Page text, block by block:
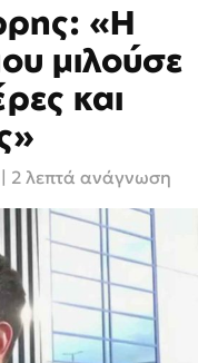
«Η
μιλούσε
και
| 2 λεπτά ανάγνωση